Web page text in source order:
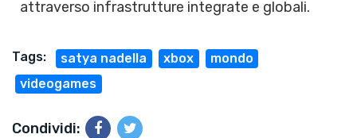
attraverso infrastrutture integrate e globali.
Tags: satya nadella xbox
mondo
videogames
Condividi: